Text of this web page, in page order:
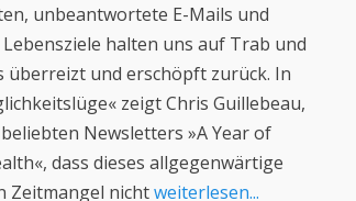
unbeantwortete E-Mails und
halten uns auf Trab und
überreizt und erschöpft zurück. In
zeigt Chris Guillebeau,
Newsletters »A Year of
dass dieses allgegenwärtige
Zeitmangel nichtweiterlesen...